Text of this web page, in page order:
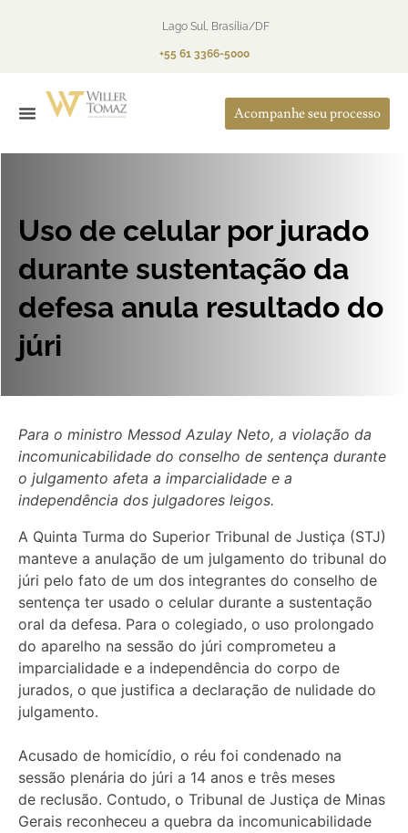
Lago Sul, Brasília/DF
+55 61 3366-5000
Acompanhe seu processo
Uso de celular por jurado
durante sustentação da
defesa anula resultado do
júri
Para o ministro Messod Azulay Neto, a violação da
incomunicabilidade do conselho de sentença durante
o julgamento afeta a imparcialidade e a
independência dos julgadores leigos.
A Quinta Turma do Superior Tribunal de Justiça (STJ)
manteve a anulação de um julgamento do tribunal do
júri pelo fato de um dos integrantes do conselho de
sentença ter usado o celular durante a sustentação
oral da defesa. Para o colegiado, o uso prolongado
do aparelho na sessão do júri comprometeu a
imparcialidade e a independência do corpo de
jurados, o que justifica a declaração de nulidade do
julgamento.
Acusado de homicídio, o réu foi condenado na
sessão plenária do júri a 14 anos e três meses
de reclusão. Contudo, o Tribunal de Justiça de Minas
Gerais reconheceu a quebra da incomunicabilidade